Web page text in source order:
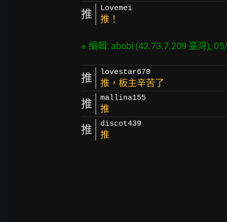
推 Lovemei
推！
推 lovestar670
推，板主辛苦了
推 mallina155
推
推 discot439
推